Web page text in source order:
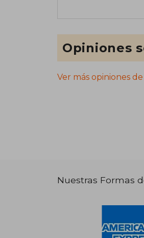
Opiniones
Ver más opiniones
Nuestras Formas